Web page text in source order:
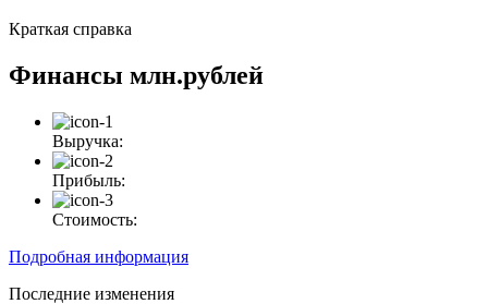
Краткая справка
Финансы млн.рублей
Выручка:
Прибыль:
Стоимость:
Подробная информация
Последние изменения